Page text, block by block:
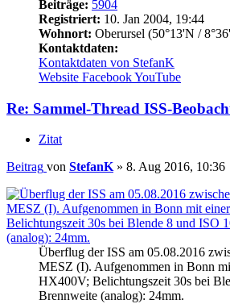
Beiträge: 5904
Registriert: 10. Jan 2004, 19:44
Wohnort: Oberursel (50°13'N /
Kontaktdaten:
Kontaktdaten von StefanK
Website FacebookYouTube
Re: Sammel-Thread ISS-
Zitat
Beitrag von StefanK » 8. Aug 2016, 10:36
Überflug der ISS am 05.08.2016
MESZ (I). Aufgenommen in Bonn
HX400V; Belichtungszeit 30s bei
Brennweite (analog): 24mm.